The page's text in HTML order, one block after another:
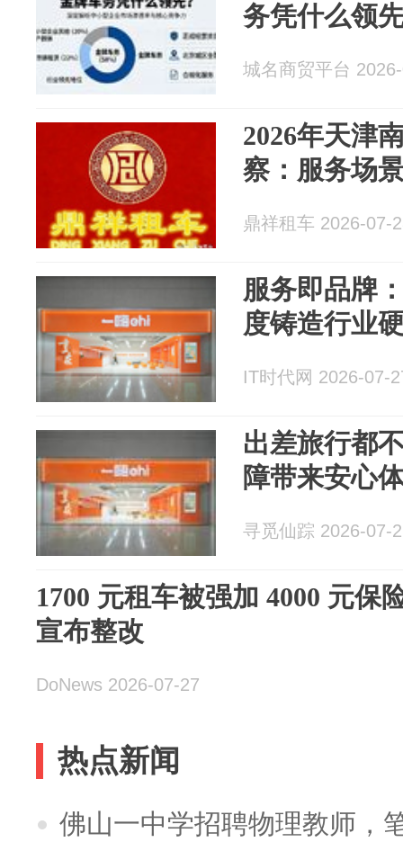
务凭什么领
城名商贸平台
2026年天津
察：服务场
鼎祥租车 2026-07-
服务即品牌
度铸造行业
IT时代网 2026-07-
出差旅行都
障带来安心
寻觅仙踪 2026-07-
1700 元租车被强加 4000 元保
宣布整改
DoNews 2026-07-27
热点新闻
佛山一中学招聘物理教师，